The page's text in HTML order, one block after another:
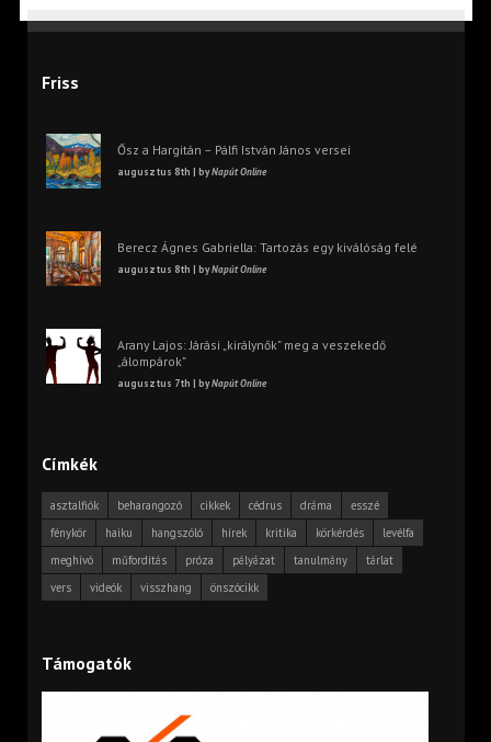
Friss
Ősz a Hargitán – Pálfi István János versei
augusztus 8th | byNapút Online
Berecz Ágnes Gabriella: Tartozás egy kiválóság felé
augusztus 8th | byNapút Online
Arany Lajos: Járási „királynők” meg a veszekedő
„álompárok”
augusztus 7th | byNapút Online
Címkék
asztalfiók beharangozó cikkek cédrus dráma
esszé
fénykör
haiku hangszóló hírek kritika körkérdés
levélfa
meghívó
műfordítás próza pályázat tanulmány
tárlat
vers
videók visszhang önszócikk
Támogatók